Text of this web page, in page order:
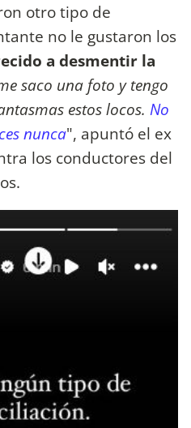
otro tipo de
no le gustaron los
a desmentir la
saco una foto y tengo
estos locos. No
nunca", apuntó el ex
los conductores del